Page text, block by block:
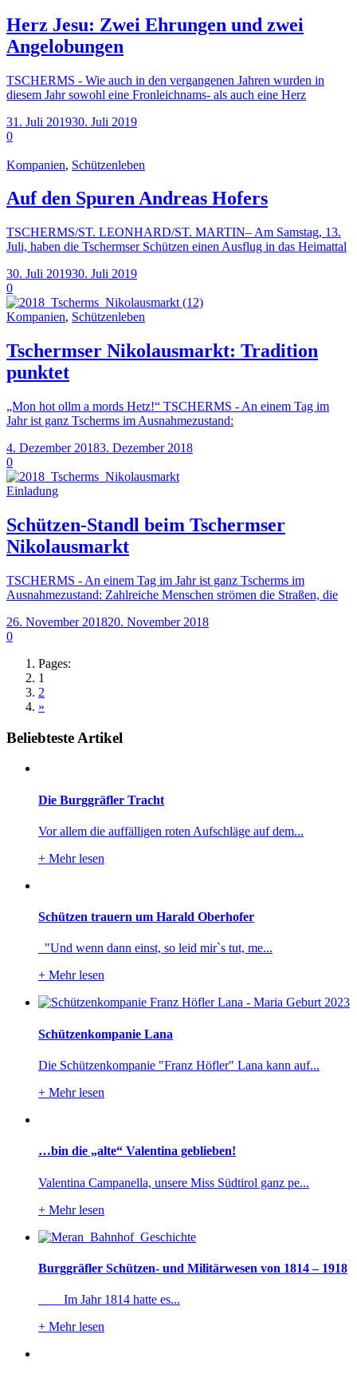
Herz Jesu: Zwei Ehrungen und zwei
Angelobungen
TSCHERMS - Wie auch in den vergangenen Jahren wurden in
diesem Jahr sowohl eine Fronleichnams- als auch eine Herz
31. Juli 201930. Juli 2019
0
Kompanien, Schützenleben
Auf den Spuren Andreas Hofers
TSCHERMS/ST. LEONHARD/ST. MARTIN– Am Samstag, 13.
Juli, haben die Tschermser Schützen einen Ausflug in das Heimattal
30. Juli 201930. Juli 2019
0
Kompanien, Schützenleben
Tschermser Nikolausmarkt: Tradition
punktet
„Mon hot ollm a mords Hetz!“ TSCHERMS - An einem Tag im
Jahr ist ganz Tscherms im Ausnahmezustand:
4. Dezember 20183. Dezember 2018
0
Einladung
Schützen-Standl beim Tschermser
Nikolausmarkt
TSCHERMS - An einem Tag im Jahr ist ganz Tscherms im
Ausnahmezustand: Zahlreiche Menschen strömen die Straßen, die
26. November 201820. November 2018
0
Pages:
1
2
»
Beliebteste Artikel
Die Burggräfler Tracht
Vor allem die auffälligen roten Aufschläge auf dem...
+ Mehr lesen
Schützen trauern um Harald Oberhofer
"Und wenn dann einst, so leid mir`s tut, me...
+ Mehr lesen
Schützenkompanie Lana
Die Schützenkompanie "Franz Höfler" Lana kann auf...
+ Mehr lesen
…bin die „alte“ Valentina geblieben!
Valentina Campanella, unsere Miss Südtirol ganz pe...
+ Mehr lesen
Burggräfler Schützen- und Militärwesen von 1814 – 1918
Im Jahr 1814 hatte es...
+ Mehr lesen